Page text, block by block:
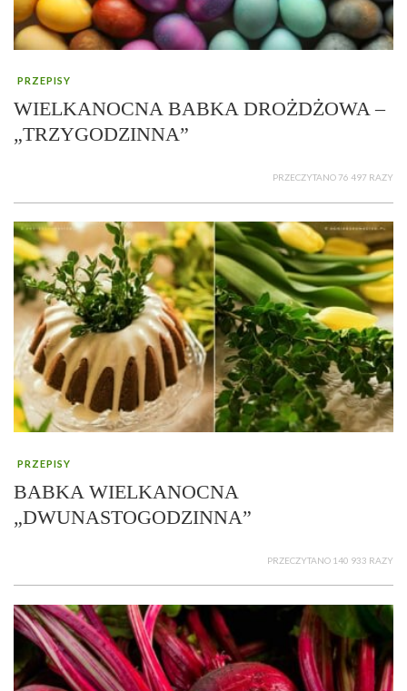
PRZEPISY
WIELKANOCNA BABKA DROŻDŻOWA –
„TRZYGODZINNA”
PRZECZYTANO 76 497 RAZY
PRZEPISY
BABKA WIELKANOCNA
„DWUNASTOGODZINNA”
PRZECZYTANO 140 933 RAZY